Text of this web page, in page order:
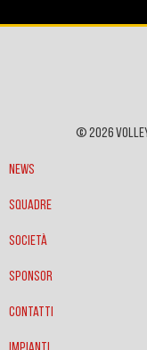
© 2026
News
Squadre
Società
Sponsor
Contatti